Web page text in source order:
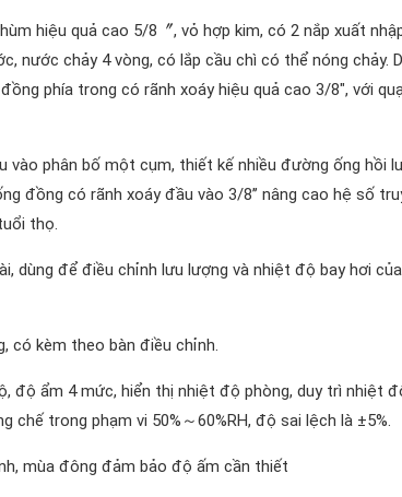
hiệu quả cao 5/8〞, vỏ hợp kim, có 2 nắp xuất
nước chảy 4 vòng, có lắp cầu chì có thể nóng chảy.
phía trong có rãnh xoáy hiệu quả cao 3/8″, với
vào phân bố một cụm, thiết kế nhiều đường ống hồi
đồng có rãnh xoáy đầu vào 3/8’’ nâng cao hệ số
thọ.
dùng để điều chỉnh lưu lượng và nhiệt độ bay hơi
có kèm theo bàn điều chỉnh.
độ ẩm 4 mức, hiển thị nhiệt độ phòng, duy trì nhiệt
trong phạm vi 50%～60%RH, độ sai lệch là ±5%.
mùa đông đảm bảo độ ấm cần thiết